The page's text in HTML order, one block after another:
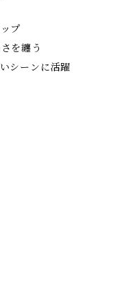
プ
を纏う
シーンに活躍